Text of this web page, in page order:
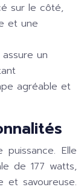
sur le côté,
et une
un
agréable et
Elle
de 177 watts,
et savoureuse.